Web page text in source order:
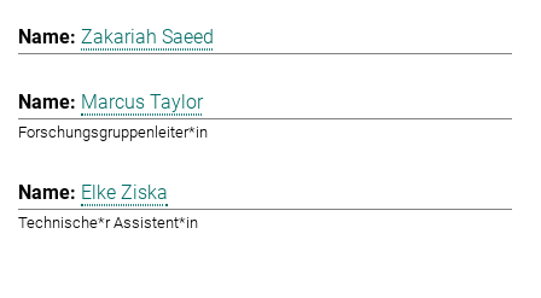
Zakariah Saeed
Marcus Taylor
Forschungsgruppenleiter*in
Elke Ziska
Technische*r Assistent*in